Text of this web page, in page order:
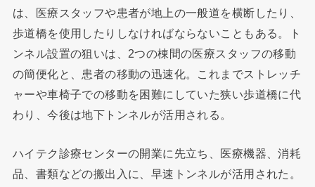
は、医療スタッフや患者が地上の一般道を横断したり、
歩道橋を使用したりしなければならないこともある。ト
ンネル設置の狙いは、2つの棟間の医療スタッフの移動
の簡便化と、患者の移動の迅速化。これまでストレッチ
ャーや車椅子での移動を困難にしていた狭い歩道橋に代
わり、今後は地下トンネルが活用される。
ハイテク診療センターの開業に先立ち、医療機器、消耗
品、書類などの搬出入に、早速トンネルが活用された。